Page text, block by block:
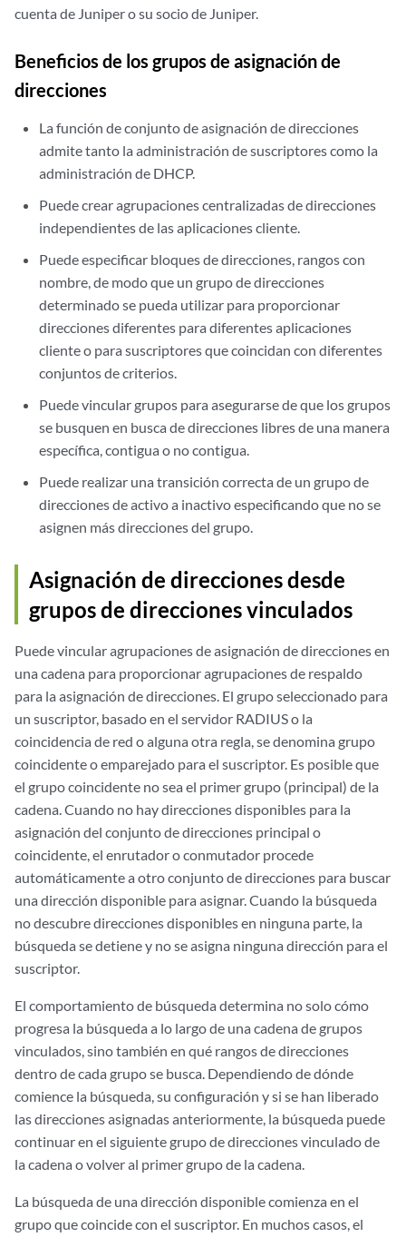
cuenta de Juniper o su socio de Juniper.
Beneficios de los grupos de asignación de
direcciones
La función de conjunto de asignación de direcciones
admite tanto la administración de suscriptores como la
administración de DHCP.
Puede crear agrupaciones centralizadas de direcciones
independientes de las aplicaciones cliente.
Puede especificar bloques de direcciones, rangos con
nombre, de modo que un grupo de direcciones
determinado se pueda utilizar para proporcionar
direcciones diferentes para diferentes aplicaciones
cliente o para suscriptores que coincidan con diferentes
conjuntos de criterios.
Puede vincular grupos para asegurarse de que los grupos
se busquen en busca de direcciones libres de una manera
específica, contigua o no contigua.
Puede realizar una transición correcta de un grupo de
direcciones de activo a inactivo especificando que no se
asignen más direcciones del grupo.
Asignación de direcciones desde
grupos de direcciones vinculados
Puede vincular agrupaciones de asignación de direcciones en
una cadena para proporcionar agrupaciones de respaldo
para la asignación de direcciones. El grupo seleccionado para
un suscriptor, basado en el servidor RADIUS o la
coincidencia de red o alguna otra regla, se denomina grupo
coincidente o emparejado para el suscriptor. Es posible que
el grupo coincidente no sea el primer grupo (principal) de la
cadena. Cuando no hay direcciones disponibles para la
asignación del conjunto de direcciones principal o
coincidente, el enrutador o conmutador procede
automáticamente a otro conjunto de direcciones para buscar
una dirección disponible para asignar. Cuando la búsqueda
no descubre direcciones disponibles en ninguna parte, la
búsqueda se detiene y no se asigna ninguna dirección para el
suscriptor.
El comportamiento de búsqueda determina no solo cómo
progresa la búsqueda a lo largo de una cadena de grupos
vinculados, sino también en qué rangos de direcciones
dentro de cada grupo se busca. Dependiendo de dónde
comience la búsqueda, su configuración y si se han liberado
las direcciones asignadas anteriormente, la búsqueda puede
continuar en el siguiente grupo de direcciones vinculado de
la cadena o volver al primer grupo de la cadena.
La búsqueda de una dirección disponible comienza en el
grupo que coincide con el suscriptor. En muchos casos, el